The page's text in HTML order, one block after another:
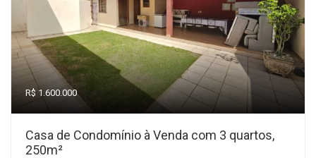
R$ 1.600.000
Casa de Condomínio à Venda com 3 quartos,
250m²